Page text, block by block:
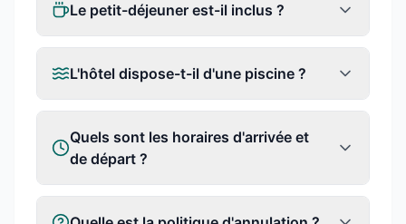
Le petit-déjeuner est-il inclus ?
L'hôtel dispose-t-il d'une piscine ?
Quels sont les horaires d'arrivée et
de départ ?